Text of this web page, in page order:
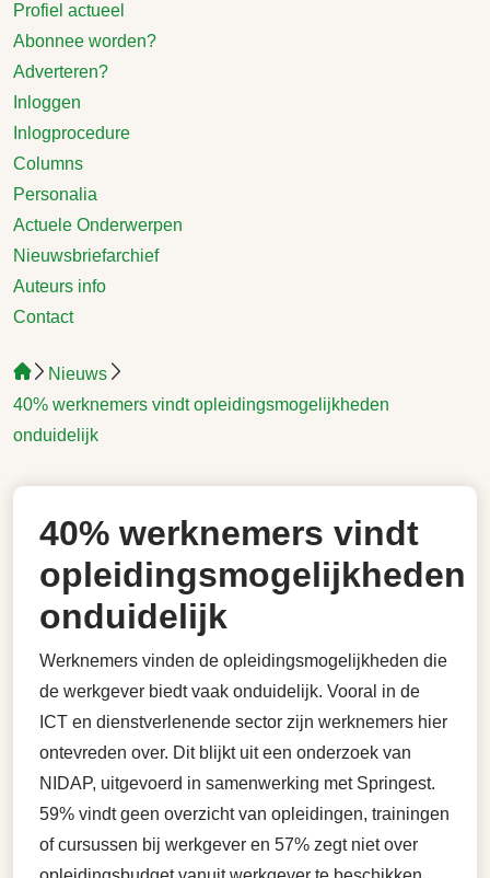
Profiel actueel
Abonnee worden?
Adverteren?
Inloggen
Inlogprocedure
Columns
Personalia
Actuele Onderwerpen
Nieuwsbriefarchief
Auteurs info
Contact
Nieuws
40% werknemers vindt opleidingsmogelijkheden
onduidelijk
40% werknemers vindt
opleidingsmogelijkheden
onduidelijk
Werknemers vinden de opleidingsmogelijkheden die
de werkgever biedt vaak onduidelijk. Vooral in de
ICT en dienstverlenende sector zijn werknemers hier
ontevreden over. Dit blijkt uit een onderzoek van
NIDAP, uitgevoerd in samenwerking met Springest.
59% vindt geen overzicht van opleidingen, trainingen
of cursussen bij werkgever en 57% zegt niet over